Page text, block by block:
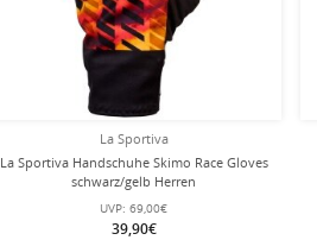
La Sportiva
La Sportiva Handschuhe Skimo Race Gloves
schwarz/gelb Herren
UVP: 69,00€
39,90€